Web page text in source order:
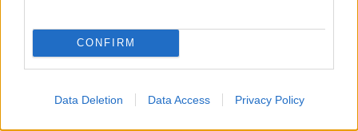
CONFIRM
Data Deletion Data Access Privacy Policy